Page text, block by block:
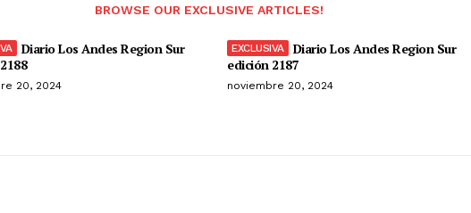
BROWSE OUR EXCLUSIVE ARTICLES!
Diario Los Andes Region Sur
20, 2024
Diario Los Andes Region Sur
edición 2187
noviembre 20, 2024